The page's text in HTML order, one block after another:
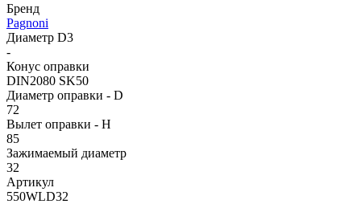
Бренд
Pagnoni
Диаметр D3
-
Конус оправки
DIN2080 SK50
Диаметр оправки - D
72
Вылет оправки - H
85
Зажимаемый диаметр
32
Артикул
550WLD32